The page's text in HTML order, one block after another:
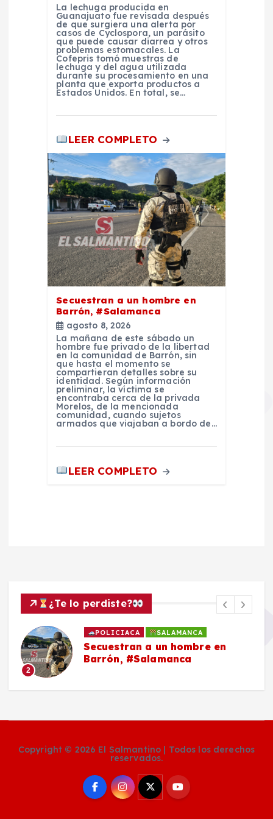
La lechuga producida en
Guanajuato fue revisada después
de que surgiera una alerta por
casos de Cyclospora, un parásito
que puede causar diarrea y otros
problemas estomacales. La
Cofepris tomó muestras de
lechuga y del agua utilizada
durante su procesamiento en una
planta que exporta productos a
Estados Unidos. En total, se…
LEER COMPLETO
Secuestran a un hombre en
Barrón, #Salamanca
agosto 8, 2026
La mañana de este sábado un
hombre fue privado de la libertad
en la comunidad de Barrón, sin
que hasta el momento se
compartieran detalles sobre su
identidad. Según información
preliminar, la víctima se
encontraba cerca de la privada
Morelos, de la mencionada
comunidad, cuando sujetos
armados que viajaban a bordo de…
LEER COMPLETO
¿Te lo perdiste?
2
POLICIACA SALAMANCA
Secuestran a un hombre en
Barrón, #Salamanca
Copyright © 2026 El Salmantino | Todos los derechos
reservados.